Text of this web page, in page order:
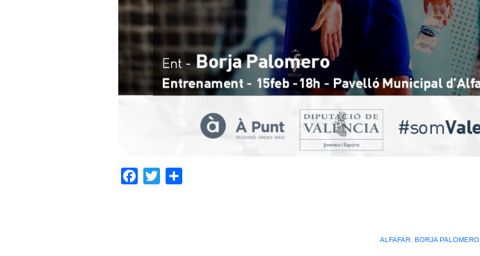
Facebook
Twitter
ALFAFAR, BORJA PALOMERO,